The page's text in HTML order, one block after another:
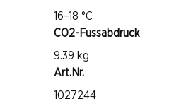
16–18 °C
CO2-Fussabdruck
9.39 kg
Art.Nr.
1027244